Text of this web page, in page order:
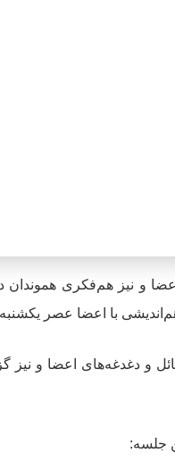
و نیز هم‌فکری
۲۳ خردادماه، از طریق کلاب هاوس برگزار شد.
دقیقه‌ای، مسائل و دغدغه‌های
جلسه: